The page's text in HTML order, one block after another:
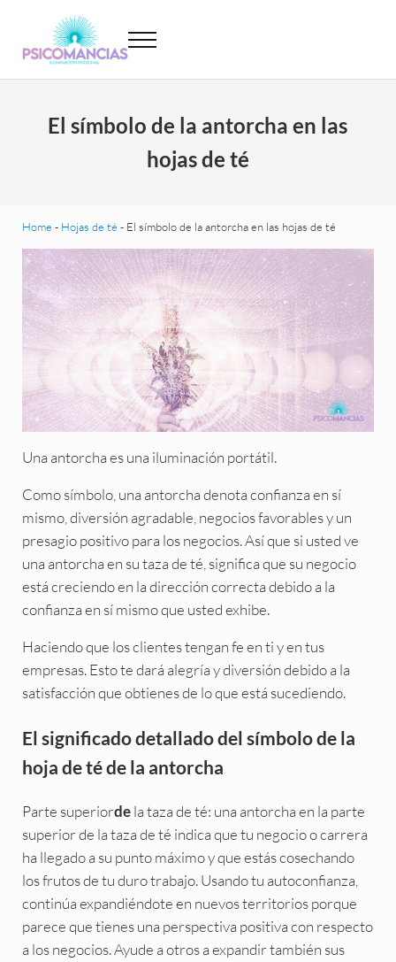
Psicomancias
Menu
El símbolo de la antorcha en las
hojas de té
Home - Hojas de té - El símbolo de la antorcha en las hojas de té
Una antorcha es una iluminación portátil.
Como símbolo, una antorcha denota confianza en sí
mismo, diversión agradable, negocios favorables y un
presagio positivo para los negocios. Así que si usted ve
una antorcha en su taza de té, significa que su negocio
está creciendo en la dirección correcta debido a la
confianza en sí mismo que usted exhibe.
Haciendo que los clientes tengan fe en ti y en tus
empresas. Esto te dará alegría y diversión debido a la
satisfacción que obtienes de lo que está sucediendo.
El significado detallado del símbolo de la
hoja de té de la antorcha
Parte superiordela taza de té: una antorcha en la parte
superior de la taza de té indica que tu negocio o carrera
ha llegado a su punto máximo y que estás cosechando
los frutos de tu duro trabajo. Usando tu autoconfianza,
continúa expandiéndote en nuevos territorios porque
parece que tienes una perspectiva positiva con respecto
a los negocios. Ayude a otros a expandir también sus